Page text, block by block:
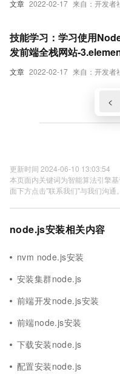
文章 2022-02-17 来自：开发者
文章 2022-02-17 来自：开发者
技能学习：学习使用
发前端全栈网站-
router路由的安装和使用
<
更新时间 2024-06-10 13:03:54
本页面内关键词为智能算法引擎
面下方点击"联系我们"与我们沟通。
node.js安装相关内容
nvm node.js安装
安装集群node.js
前端开发node.js安装
前端node.js安装
下载安装node.js
配置安装node.js